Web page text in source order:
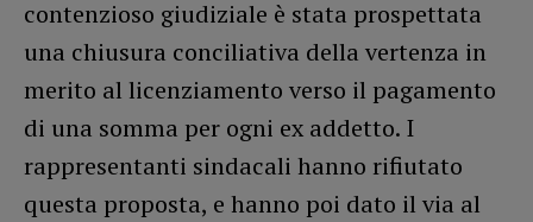
contenzioso giudiziale è stata prospettata
una chiusura conciliativa della vertenza in
merito al licenziamento verso il pagamento
di una somma per ogni ex addetto. I
rappresentanti sindacali hanno rifiutato
questa proposta, e hanno poi dato il via al